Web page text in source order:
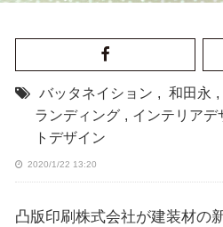
バッタネイション , 和田永 ,
ランディング , インテリアデ
トデザイン
2020/1/22 13:20
凸版印刷株式会社が建装材の